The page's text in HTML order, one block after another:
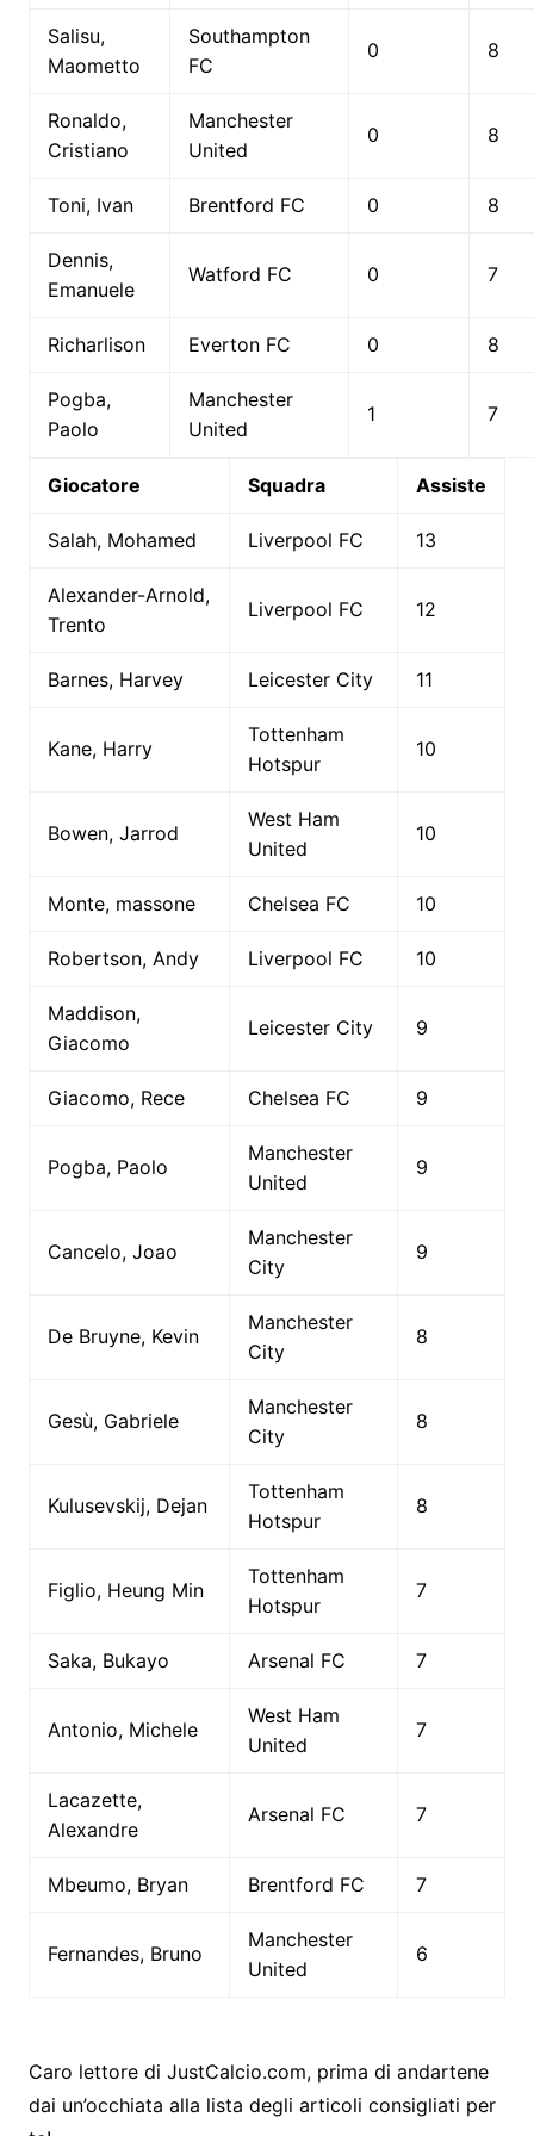
Salisu,
Maometto
Southampton
FC
0 8
Ronaldo,
Cristiano
Manchester
United
0 8
Toni, Ivan Brentford FC 0 8
Dennis,
Emanuele
Watford FC 0 7
Richarlison Everton FC 0 8
Pogba,
Paolo
Manchester
United
1 7
Giocatore Squadra Assiste
Salah, Mohamed Liverpool FC 13
Alexander-Arnold,
Trento
Liverpool FC 12
Barnes, Harvey Leicester City 11
Kane, Harry
Tottenham
Hotspur
10
Bowen, Jarrod
West Ham
United
10
Monte, massone Chelsea FC 10
Robertson, Andy Liverpool FC 10
Maddison,
Giacomo
Leicester City 9
Giacomo, Rece Chelsea FC 9
Pogba, Paolo
Manchester
United
9
Cancelo, Joao
Manchester
City
9
De Bruyne, Kevin
Manchester
City
8
Gesù, Gabriele
Manchester
City
8
Kulusevskij, Dejan
Tottenham
Hotspur
8
Figlio, Heung Min
Tottenham
Hotspur
7
Saka, Bukayo Arsenal FC 7
Antonio, Michele
West Ham
United
7
Lacazette,
Alexandre
Arsenal FC 7
Mbeumo, Bryan Brentford FC 7
Fernandes, Bruno
Manchester
United
6
Caro lettore di JustCalcio.com, prima di andartene
dai un’occhiata alla lista degli articoli consigliati per